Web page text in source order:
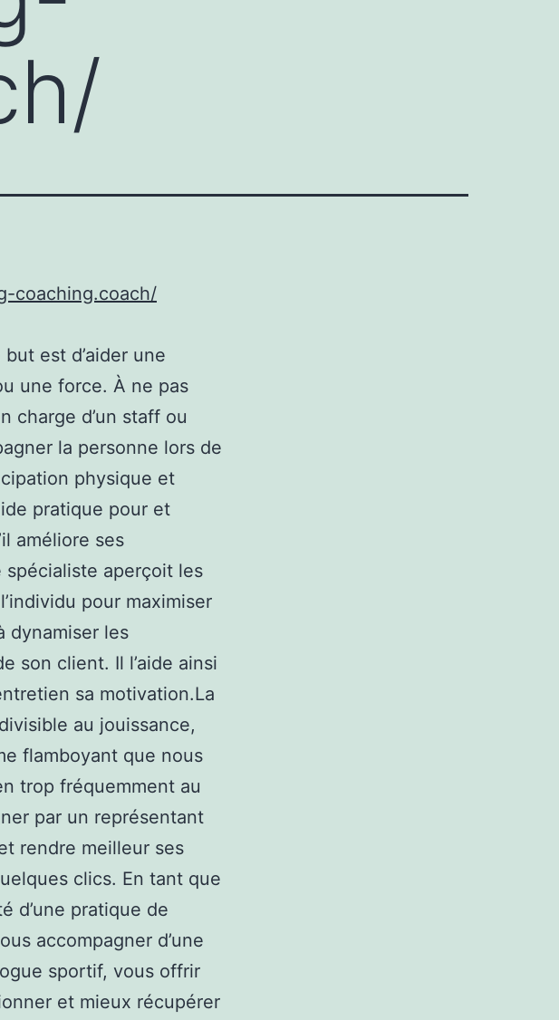
coaching.coach/
est d’aider une
une force. À ne pas
charge d’un staff ou
la personne lors de
physique et
pratique pour et
améliore ses
aperçoit les
pour maximiser
dynamiser les
son client. Il l’aide ainsi
sa motivation.La
au jouissance,
flamboyant que nous
trop fréquemment au
par un représentant
rendre meilleur ses
clics. En tant que
d’une pratique de
accompagner d’une
sportif, vous offrir
et mieux récupérer